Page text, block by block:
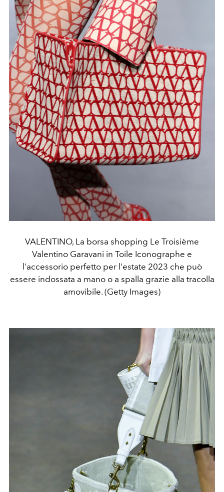
VALENTINO, La borsa shopping Le Troisième
Valentino Garavani in Toile Iconographe e
l'accessorio perfetto per l'estate 2023 che può
essere indossata a mano o a spalla grazie alla tracolla
amovibile. (Getty Images)